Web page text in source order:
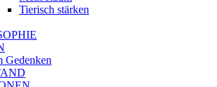
Tierisch stärken
Gedenken